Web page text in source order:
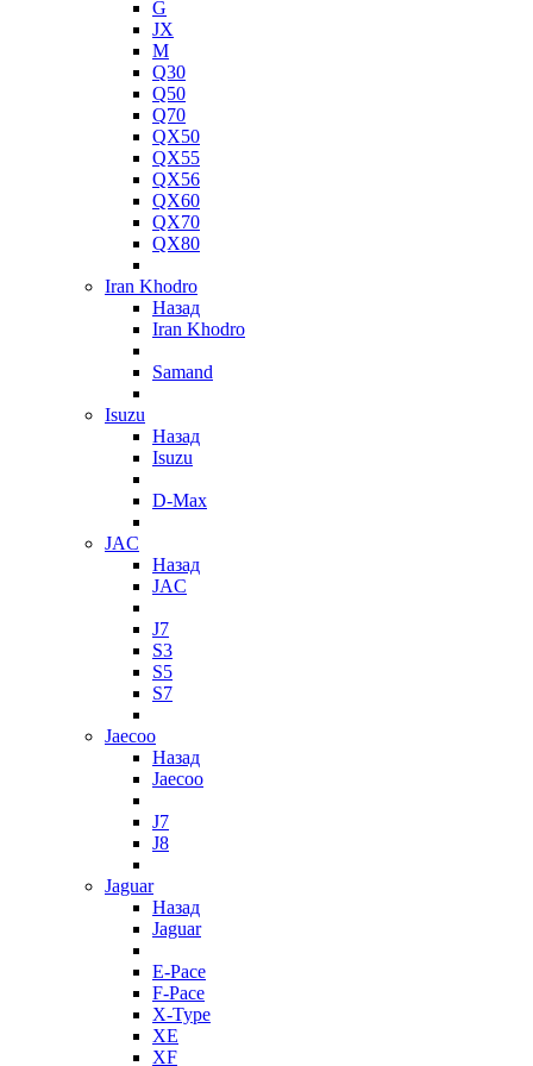
G
JX
M
Q30
Q50
Q70
QX50
QX55
QX56
QX60
QX70
QX80
Iran Khodro
Назад
Iran Khodro
Samand
Isuzu
Назад
Isuzu
D-Max
JAC
Назад
JAC
J7
S3
S5
S7
Jaecoo
Назад
Jaecoo
J7
J8
Jaguar
Назад
Jaguar
E-Pace
F-Pace
X-Type
XE
XF